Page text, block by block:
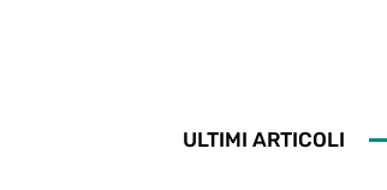
ULTIMI ARTICOLI